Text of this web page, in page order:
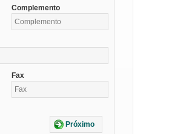
Complemento
Fax
Próximo